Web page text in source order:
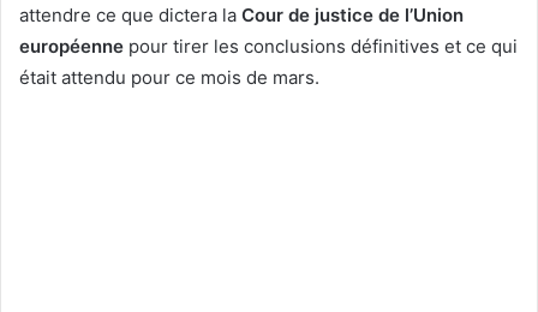
attendre ce que dictera la Cour de justice de l’Union
européenne pour tirer les conclusions définitives et ce qui
était attendu pour ce mois de mars.